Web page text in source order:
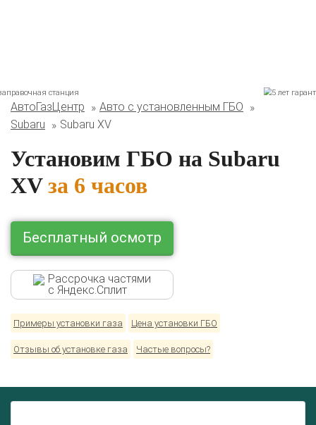
Комплекты ГБО на иномарки:
Lexus
АвтоГазЦентр
Авто с установленным ГБО
Subaru
Subaru XV
Установим ГБО на Subaru
XVза 6 часов
Бесплатный осмотр
Рассрочка частями
с Яндекс.Сплит
Примеры установки газа Цена установки ГБО
Отзывы об установке газа Частые вопросы?